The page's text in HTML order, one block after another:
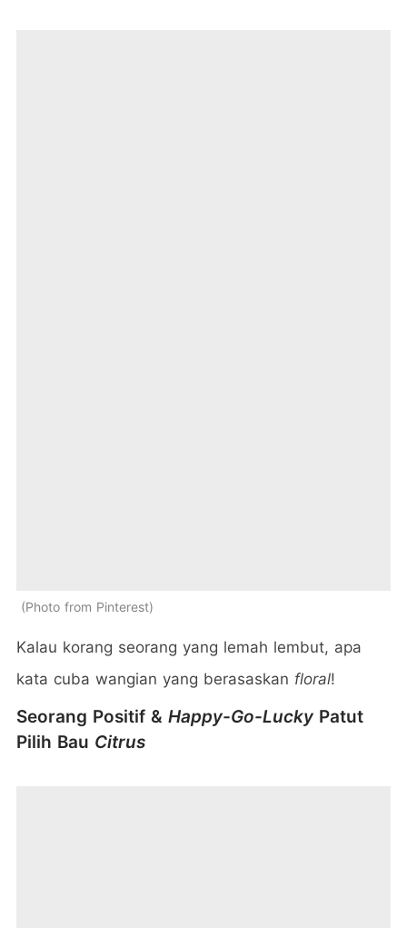
Photo from Pinterest
Kalau korang seorang yang lemah lembut, apa
kata cuba wangian yang berasaskan floral!
Seorang Positif & Happy-Go-Lucky Patut
Pilih Bau Citrus